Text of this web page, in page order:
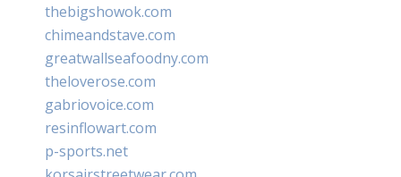
thebigshowok.com
chimeandstave.com
greatwallseafoodny.com
theloverose.com
gabriovoice.com
resinflowart.com
p-sports.net